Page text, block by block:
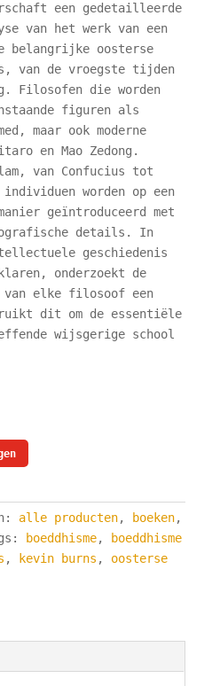
een gedetailleerde
van het werk van een
belangrijke oosterse
van de vroegste tijden
Filosofen die worden
figuren als
maar ook moderne
en Mao Zedong.
van Confucius tot
worden op een
geïntroduceerd met
details. In
geschiedenis
onderzoekt de
elke filosoof een
dit om de essentiële
wijsgerige school
alle producten, boeken,
boeddhisme,
boeddhisme
, kevin burns , oosterse